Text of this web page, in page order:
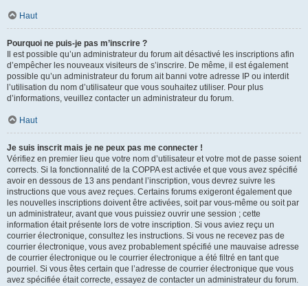
Haut
Pourquoi ne puis-je pas m’inscrire ?
Il est possible qu’un administrateur du forum ait désactivé les inscriptions afin
d’empêcher les nouveaux visiteurs de s’inscrire. De même, il est également
possible qu’un administrateur du forum ait banni votre adresse IP ou interdit
l’utilisation du nom d’utilisateur que vous souhaitez utiliser. Pour plus
d’informations, veuillez contacter un administrateur du forum.
Haut
Je suis inscrit mais je ne peux pas me connecter !
Vérifiez en premier lieu que votre nom d’utilisateur et votre mot de passe soient
corrects. Si la fonctionnalité de la COPPA est activée et que vous avez spécifié
avoir en dessous de 13 ans pendant l’inscription, vous devrez suivre les
instructions que vous avez reçues. Certains forums exigeront également que
les nouvelles inscriptions doivent être activées, soit par vous-même ou soit par
un administrateur, avant que vous puissiez ouvrir une session ; cette
information était présente lors de votre inscription. Si vous aviez reçu un
courrier électronique, consultez les instructions. Si vous ne recevez pas de
courrier électronique, vous avez probablement spécifié une mauvaise adresse
de courrier électronique ou le courrier électronique a été filtré en tant que
pourriel. Si vous êtes certain que l’adresse de courrier électronique que vous
avez spécifiée était correcte, essayez de contacter un administrateur du forum.